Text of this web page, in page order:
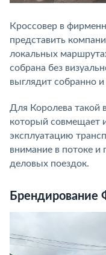
Кроссовер в
представить
локальных
собрана без
выглядит собранно и
Для Королева такой
который совмещает
эксплуатацию
внимание в потоке и
деловых поездок.
Брендирование